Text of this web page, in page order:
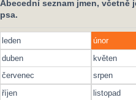
Abecední seznam jmen,
psa.
leden únor
duben
květen
červenec
srpen
říjen
listopad